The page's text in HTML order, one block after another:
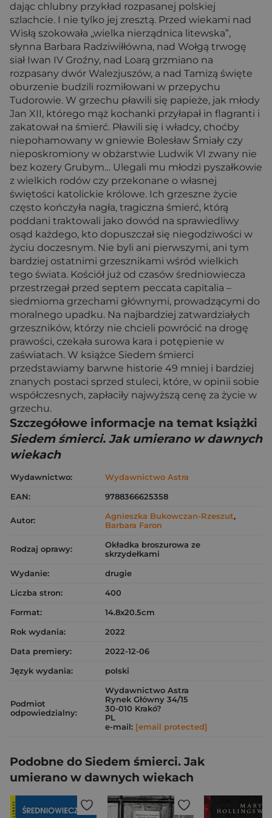
dając chlubny przykład rozpasanej polskiej
szlachcie. I nie tylko jej zresztą. Przed wiekami nad
Wisłą szokowała „wielka nierządnica litewska”,
słynna Barbara Radziwiłłówna, nad Wołgą trwogę
siał Iwan IV Groźny, nad Loarą grzmiano na
rozpasany dwór Walezjuszów, a nad Tamizą święte
oburzenie budzili rozmiłowani w przepychu
Tudorowie. W grzechu pławili się papieże, jak młody
Jan XII, którego mąż kochanki przyłapał in flagranti i
zakatował na śmierć. Pławili się i władcy, choćby
niepohamowany w gniewie Bolesław Śmiały czy
nieposkromiony w obżarstwie Ludwik VI zwany nie
bez kozery Grubym… Ulegali mu młodzi pyszałkowie
z wielkich rodów czy przekonane o własnej
świętości katolickie królowe. Ich grzeszne życie
często kończyła nagła, tragiczna śmierć, którą
poddani traktowali jako dowód na sprawiedliwy
osąd każdego, kto dopuszczał się niegodziwości w
życiu doczesnym. Nie byli ani pierwszymi, ani tym
bardziej ostatnimi grzesznikami wśród wielkich
tego świata. Kościół już od czasów średniowiecza
przestrzegał przed septem peccata capitalia –
siedmioma grzechami głównymi, prowadzącymi do
moralnego upadku. Na najbardziej zatwardziałych
grzeszników, którzy nie chcieli powrócić na drogę
prawości, czekała surowa kara i potępienie w
zaświatach. W książce Siedem śmierci
przedstawiamy barwne historie 49 mniej i bardziej
znanych postaci sprzed stuleci, które, w opinii sobie
współczesnych, zapłaciły najwyższą cenę za życie w
grzechu.
Szczegółowe informacje na temat książki
Siedem śmierci. Jak umierano w dawnych
wiekach
Wydawnictwo:
Wydawnictwo Astra
EAN:
9788366625358
Autor: Agnieszka Bukowczan-Rzeszut,
Barbara Faron
Rodzaj oprawy:
Okładka broszurowa ze
skrzydełkami
Wydanie:
drugie
Liczba stron:
400
Format:
14.8x20.5cm
Rok wydania:
2022
Data premiery:
2022-12-06
Język wydania:
polski
Podmiot
odpowiedzialny:
Wydawnictwo Astra
Rynek Główny 34/15
30-010 Krakó?
PL
e-mail: [email protected]
Podobne do Siedem śmierci. Jak
umierano w dawnych wiekach